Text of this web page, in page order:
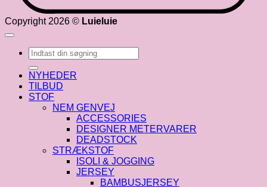
Copyright 2026 © Luieluie
Søg
efter:
NYHEDER
TILBUD
STOF
NEM GENVEJ
ACCESSORIES
DESIGNER METERVARER
DEADSTOCK
STRÆKSTOF
ISOLI & JOGGING
JERSEY
BAMBUSJERSEY